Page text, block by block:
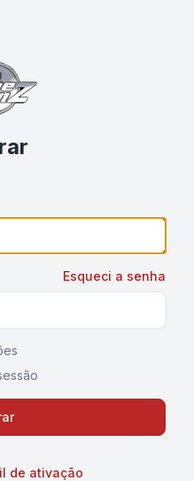
Esqueci a senha
de ativação